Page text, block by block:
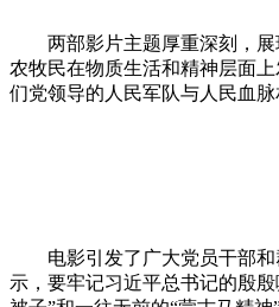
两部影片主题厚重深刻，
农牧民在物质生活和精神层面
们党领导的人民军队与人民血
电影引发了广大党员干部
示，要牢记习近平总书记的殷